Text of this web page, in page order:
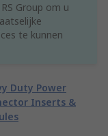
Group om u
te kunnen
Duty Power
Inserts &